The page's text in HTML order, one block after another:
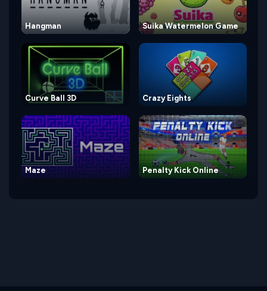
Hangman Suika Watermelon Game
Curve Ball 3D Crazy Eights
Maze Penalty Kick Online